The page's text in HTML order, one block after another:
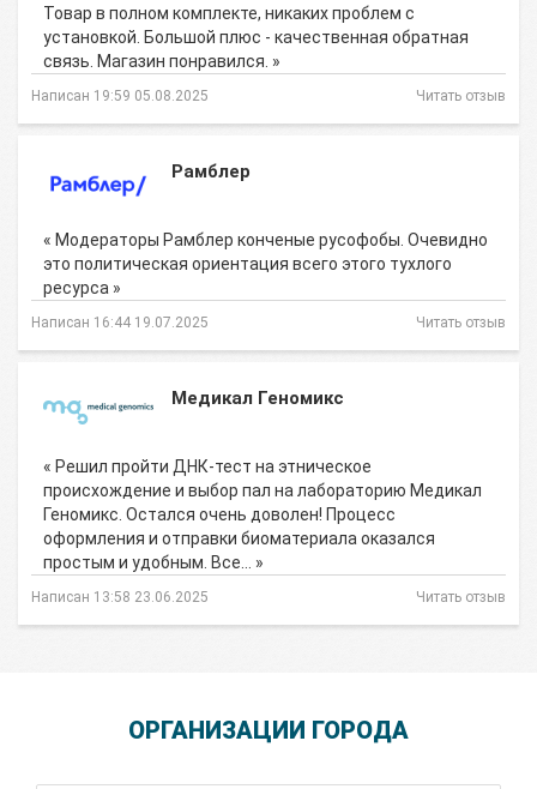
Товар в полном комплекте, никаких проблем с
установкой. Большой плюс - качественная обратная
связь. Магазин понравился. »
Написан 19:59 05.08.2025 Читать отзыв
Рамблер
« Модераторы Рамблер конченые русофобы. Очевидно
это политическая ориентация всего этого тухлого
ресурса »
Написан 16:44 19.07.2025 Читать отзыв
Медикал Геномикс
« Решил пройти ДНК-тест на этническое
происхождение и выбор пал на лабораторию Медикал
Геномикс. Остался очень доволен! Процесс
оформления и отправки биоматериала оказался
простым и удобным. Все… »
Написан 13:58 23.06.2025 Читать отзыв
ОРГАНИЗАЦИИ ГОРОДА